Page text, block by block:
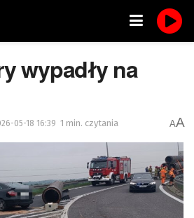
wypadły na
05-18 16:39 1 min. czytania AA